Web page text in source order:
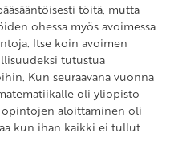
töitä, mutta
ohessa myös avoimessa
Itse koin avoimen
tutustua
Kun seuraavana vuonna
oli yliopisto
aloittaminen oli
kun ihan kaikki ei tullut